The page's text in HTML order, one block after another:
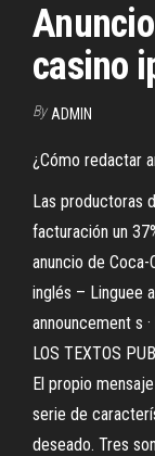
casino
By ADMIN
¿Cómo redactar
Las productoras
facturación un
anuncio de
inglés – Linguee
announcement s
LOS TEXTOS
El propio
serie de
deseado. Tres